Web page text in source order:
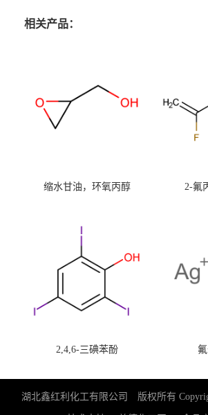
相关产品：
缩水甘油，环氧丙醇 2-氟
2,4,6-三碘苯酚
湖北鑫红利化工有限公司 版权所有